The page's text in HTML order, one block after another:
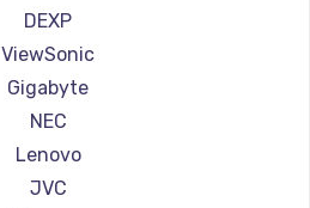
DEXP
ViewSonic
Gigabyte
NEC
Lenovo
JVC